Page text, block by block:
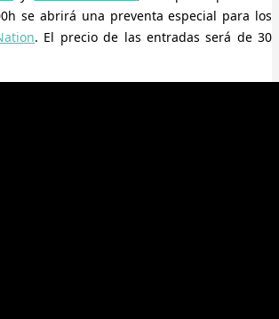
se abrirá una preventa especial para los
. El precio de las entradas será de 30